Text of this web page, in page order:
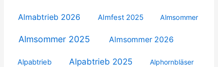
Almabtrieb 2026 Almfest 2025 Almsommer
Almsommer 2025 Almsommer 2026
Alpabtrieb Alpabtrieb 2025 Alphornbläser